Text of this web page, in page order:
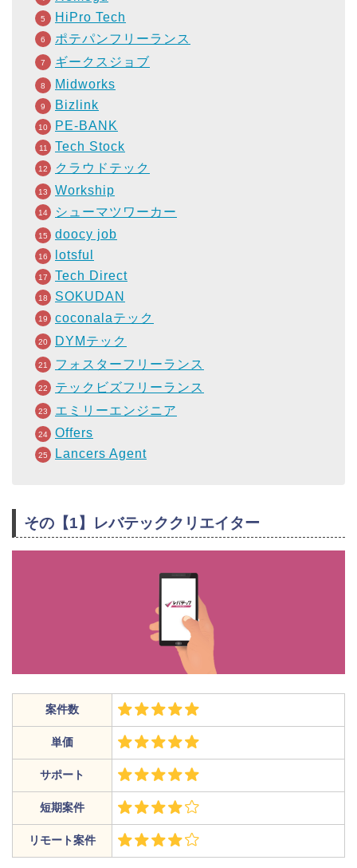
HiPro Tech
ポテパンフリーランス
ギークスジョブ
Midworks
Bizlink
PE-BANK
Tech Stock
クラウドテック
Workship
シューマツワーカー
doocy job
lotsful
Tech Direct
SOKUDAN
coconalaテック
DYMテック
フォスターフリーランス
テックビズフリーランス
エミリーエンジニア
Offers
Lancers Agent
その【1】レバテッククリエイター
案件数
単価
サポート
短期案件
リモート案件